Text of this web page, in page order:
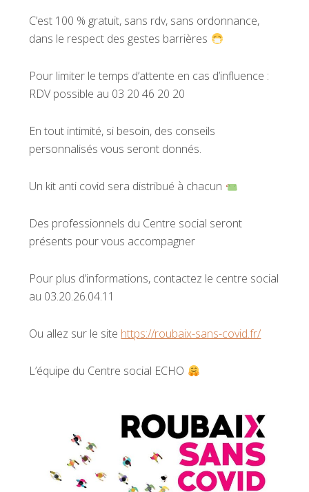
C’est 100 % gratuit, sans rdv, sans ordonnance,
dans le respect des gestes barrières
Pour limiter le temps d’attente en cas d’influence :
RDV possible au 03 20 46 20 20
En tout intimité, si besoin, des conseils
personnalisés vous seront donnés.
Un kit anti covid sera distribué à chacun
Des professionnels du Centre social seront
présents pour vous accompagner
Pour plus d’informations, contactez le centre social
au 03.20.26.04.11
Ou allez sur le site https://roubaix-sans-covid.fr/
L’équipe du Centre social ECHO